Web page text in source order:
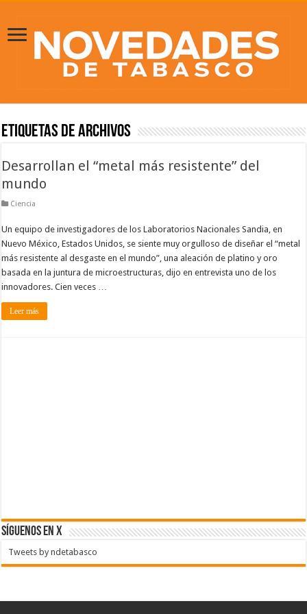
Etiquetas de Archivos
Desarrollan el “metal más resistente” del
mundo
Ciencia
Un equipo de investigadores de los Laboratorios Nacionales Sandia, en
Nuevo México, Estados Unidos, se siente muy orgulloso de diseñar el “metal
más resistente al desgaste en el mundo”, una aleación de platino y oro
basada en la juntura de microestructuras, dijo en entrevista uno de los
innovadores. Cien veces …
Leer más
SÍGUENOS EN X
Tweets by ndetabasco